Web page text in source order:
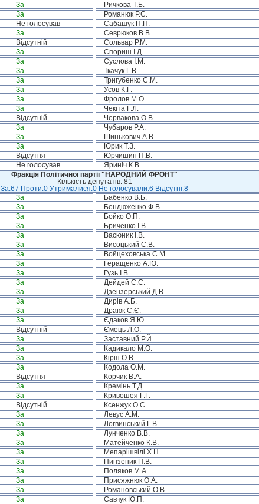
За Ричкова Т.Б.
За Романюк Р.С.
Не голосував Сабашук П.П.
За Севрюков В.В.
Відсутній Сольвар Р.М.
За Спориш І.Д.
За Суслова І.М.
За Ткачук Г.В.
За Тригубенко С.М.
За Усов К.Г.
За Фролов М.О.
За Чекіта Г.Л.
Відсутній Червакова О.В.
За Чубаров Р.А.
За Шинькович А.В.
За Юрик Т.З.
Відсутня Юрчишин П.В.
Не голосував Яриніч К.В.
Фракція Політичної партії "НАРОДНИЙ ФРОНТ"
Кількість депутатів: 81
За:67 Проти:0 Утрималися:0 Не голосували:6 Відсутні:8
За Бабенко В.Б.
За Бендюженко Ф.В.
За Бойко О.П.
За Бриченко І.В.
За Васюник І.В.
За Висоцький С.В.
За Войцеховська С.М.
За Геращенко А.Ю.
За Гузь І.В.
За Дейдей Є.С.
За Дзензерський Д.В.
За Дирів А.Б.
За Драюк С.Є.
За Єдаков Я.Ю.
Відсутній Ємець Л.О.
За Заставний Р.Й.
За Кадикало М.О.
За Кірш О.В.
За Кодола О.М.
Відсутня Корчик В.А.
За Кремінь Т.Д.
За Кривошея Г.Г.
Відсутній Ксенжук О.С.
За Левус А.М.
За Логвинський Г.В.
За Лунченко В.В.
За Матейченко К.В.
За Мепарішвілі Х.Н.
За Пинзеник П.В.
За Поляков М.А.
За Присяжнюк О.А.
За Романовський О.В.
За Савчук Ю.П.